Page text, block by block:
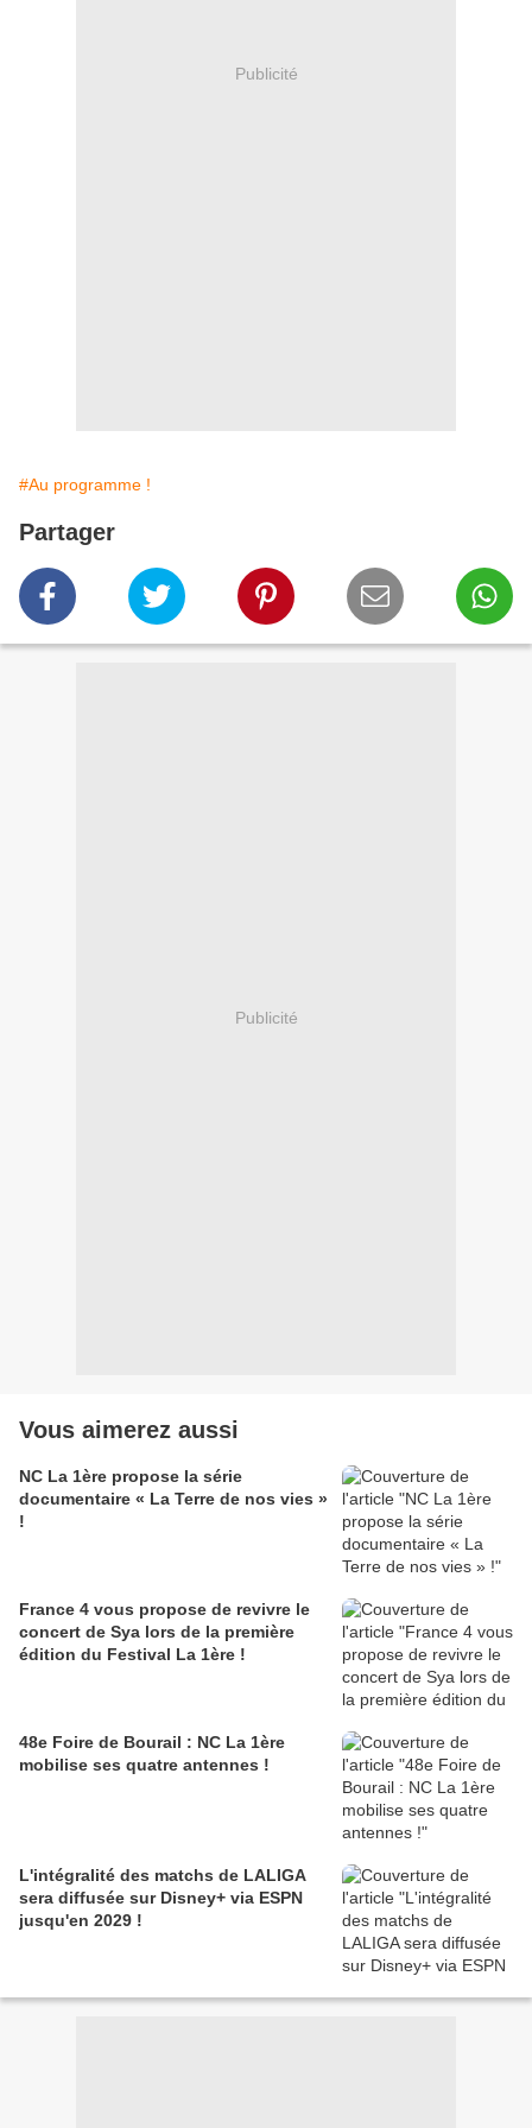
Publicité
#Au programme !
Partager
Publicité
Vous aimerez aussi
NC La 1ère propose la série
documentaire « La Terre de nos vies »
!
France 4 vous propose de revivre le
concert de Sya lors de la première
édition du Festival La 1ère !
48e Foire de Bourail : NC La 1ère
mobilise ses quatre antennes !
L'intégralité des matchs de LALIGA
sera diffusée sur Disney+ via ESPN
jusqu'en 2029 !